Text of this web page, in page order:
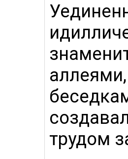
трудом